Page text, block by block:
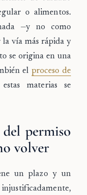
o alimentos.
—y no como
la vía más rápida y
se origina en una
el proceso de
materias se
permiso
volver
un plazo y un